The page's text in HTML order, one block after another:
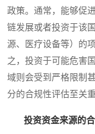
政策。通常，能够促
链发展或者投资于该
源、医疗设备等）的
之，投资于可能危害
域则会受到严格限制
分的合规性评估至关重
投资资金来源的